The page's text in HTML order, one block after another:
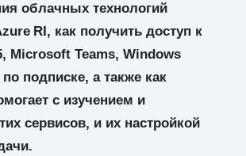
облачных технологий
RI , как получить доступ к
Microsoft Teams, Windows
подписке, а также как
с изучением и
сервисов, и их настройкой